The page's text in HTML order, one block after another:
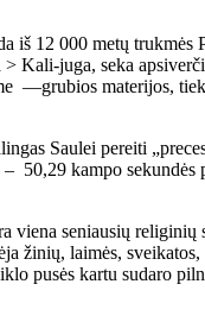
iš 12 000 metų
Kali-juga, seka
—grubios materijos,
Saulei pereiti
50,29 kampo
seniausių religinių
laimės, sveikatos,
pusės kartu sudaro